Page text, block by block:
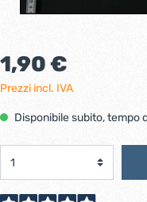
1,90 €
Prezzi incl. IVA
Disponibile subito, tempo